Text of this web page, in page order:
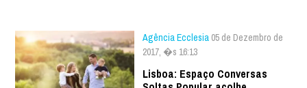
Agência Ecclesia 05 de Dezembro de
2017, �s 16:13
Lisboa: Espaço Conversas